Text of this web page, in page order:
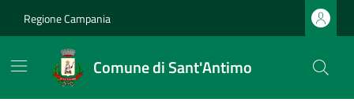
Regione Campania
Comune di Sant'Antimo